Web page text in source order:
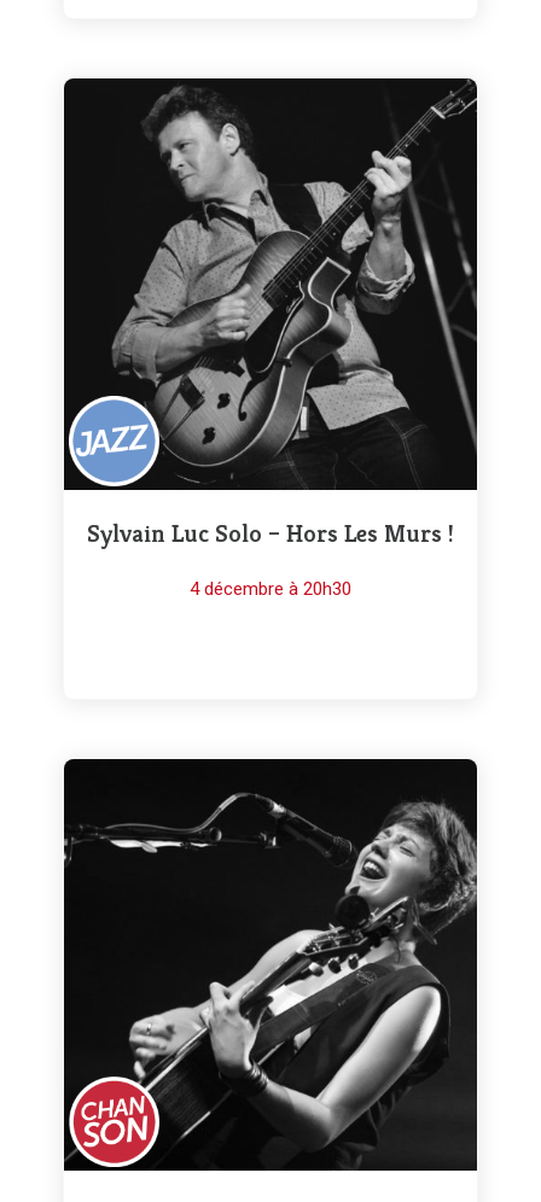
Sylvain Luc Solo – Hors Les Murs !
4 décembre à 20h30